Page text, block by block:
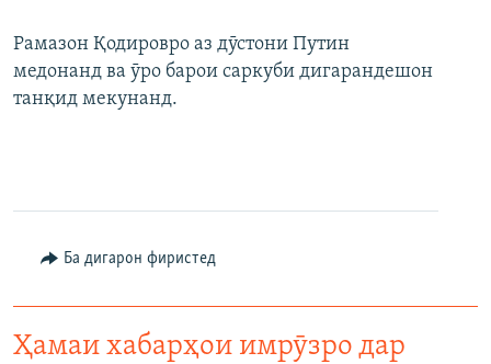
Рамазон Қодировро аз дӯстони Путин
медонанд ва ӯро барои саркуби дигарандешон
танқид мекунанд.
Ба дигарон фиристед
Ҳамаи хабарҳои имрӯзро дар